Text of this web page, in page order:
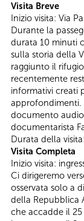
Visita Breve
Inizio visita: Via
Durante la
durata 10 minuti
sulla storia della
raggiunto il
recentemente
informativi creati
approfondimenti.
documento
documentarista
Durata della
Visita Completa
Inizio visita:
Ci dirigeremo
osservata solo a
della Repubblica
che accadde il